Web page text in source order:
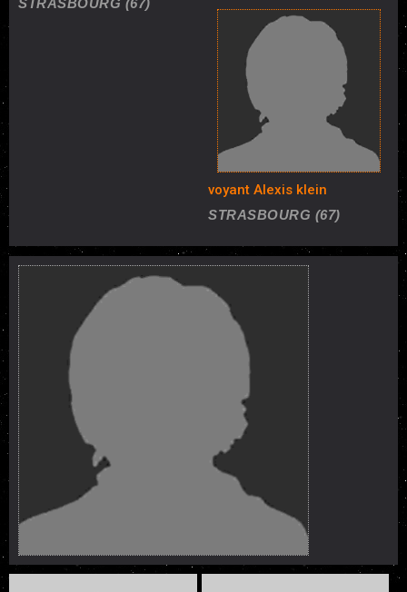
STRASBOURG (67)
voyant Alexis klein
STRASBOURG (67)